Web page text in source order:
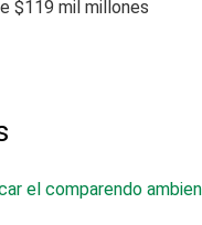
$119 mil millones